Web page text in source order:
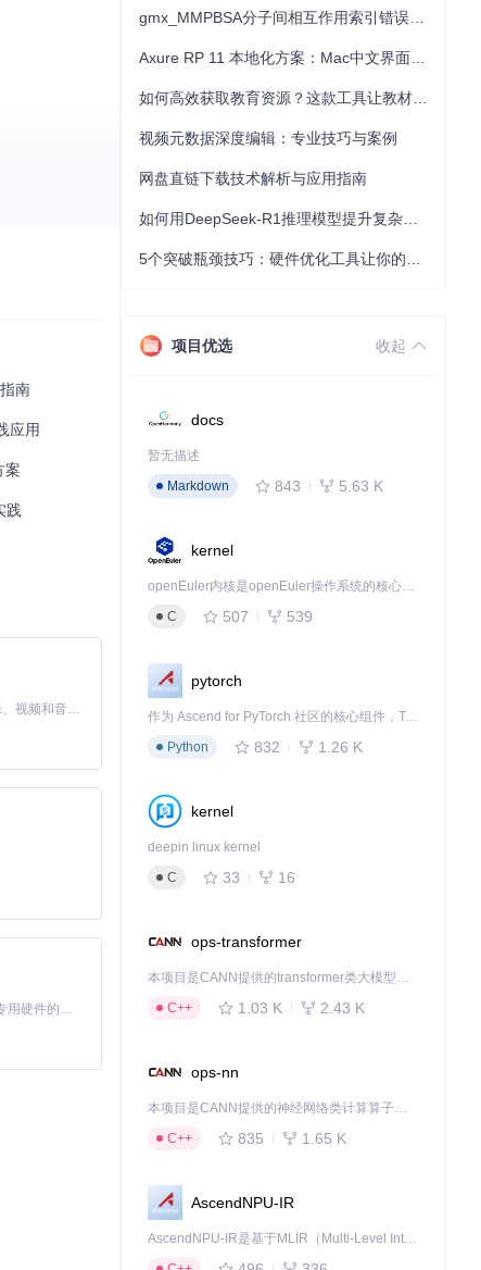
构（文件系
南
应用
案
践
MiniMax H3 是一个通用的全模态生成系统。它支持对由文本、图像、视频和音频组成的多模态上下文进行统一理解，并能生成分辨率高达 2K、时长可达 15 秒的带原生立体声音频的视频。得益于面向任务泛化的系统设计，H3 在预训练阶段就已具备广泛的多模态上下文理解与生成能力，能够出色地执行复杂的多模态指令。
基于Python的Xiaozhi AI，适用于想要完整Xiaozhi体验而无需拥有专用硬件的用户。
视频元数据深度编辑：专业技巧与案例
网盘直链下载技术解析与应用指南
项目优选 收起
docs
暂无描述
Markdown
843 5.63 K
kernel
openEuler内核是openEuler操作系统的核心，既是系统性能与稳定性的基石，也是连接处理器、设备与服务的桥梁。
C
507 539
pytorch
作为 Ascend for PyTorch 社区的核心组件，TorchNPU 是昇腾专为 PyTorch 打造的深度学习适配插件，使 PyTorch 框架能够直接调用昇腾 NPU，为开发者提供昇腾 AI 处理器的超强算力。
Python
832 1.26 K
kernel
deepin linux kernel
C
33 16
ops-transformer
本项目是CANN提供的transformer类大模型算子库，实现网络在NPU上加速计算。
C++
1.03 K 2.43 K
ops-nn
本项目是CANN提供的神经网络类计算算子库，实现网络在NPU上加速计算。
C++
835 1.65 K
AscendNPU-IR
AscendNPU-IR是基于MLIR（Multi-Level Intermediate Representation）构建的，面向昇腾亲和算子编译时使用的中间表示，提供昇腾完备表达能力，通过编译优化提升昇腾AI处理器计算效率，支持通过生态框架使能昇腾AI处理器与深度调优